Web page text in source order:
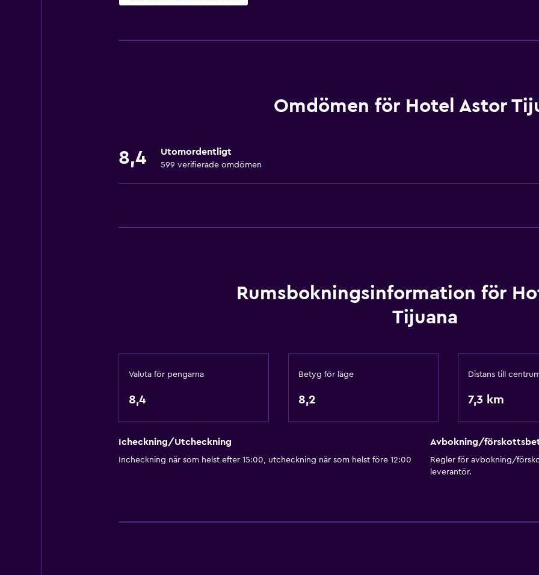
Gratis WiFi
Brandsläckare
Familjerum
Trägolv eller parkettgolv
Övervakningskameror i gemensamma utrymmen
Väckningsservice
Parkering och transport
Flygbuss
Badrum
Toalett
Dusch
Omdömen för Hotel Astor
8,4 Utomordentligt
599 verifierade omdömen
Rumsbokningsinformation för
Tijuana
Valuta för pengarna
8,4
Betyg för läge
8,2
Distans till
7,3 km
Icheckning/Utcheckning
Incheckning när som helst efter 15:00, utcheckning när som helst före 12:00
Avbokning/
Regler för avbokning/
leverantör.